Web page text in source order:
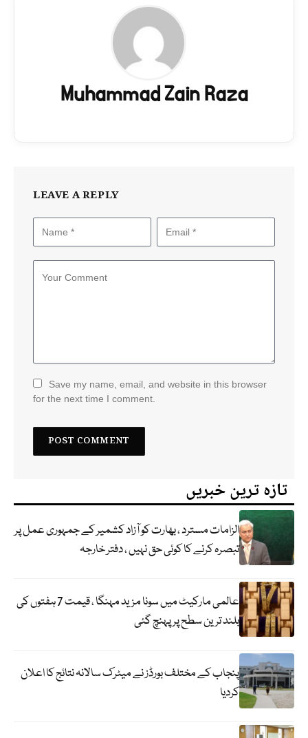
Muhammad Zain Raza
LEAVE A REPLY
Save my name, email, and website in this browser
for the next time I comment.
تازہ ترین خبریں
الزامات مسترد ، بھارت کو آزاد کشمیر کے جمہوری عمل پر
تبصرہ کرنے کا کوئی حق نہیں ، دفتر خارجہ
عالمی مارکیٹ میں سونا مزید مہنگا ، قیمت 7 ہفتوں کی
بلند ترین سطح پر پہنچ گئی
پنجاب کے مختلف بورڈز نے میٹرک سالانہ نتائج کا اعلان
کردیا